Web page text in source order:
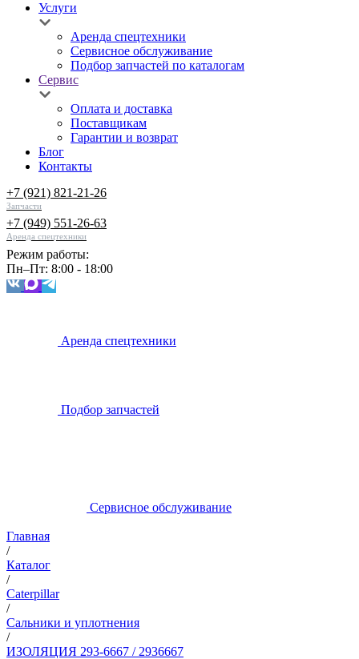
Услуги
Аренда спецтехники
Сервисное обслуживание
Подбор запчастей по каталогам
Сервис
Оплата и доставка
Поставщикам
Гарантии и возврат
Блог
Контакты
+7 (921) 821-21-26
Запчасти
+7 (949) 551-26-63
Аренда спецтехники
Режим работы:
Пн–Пт: 8:00 - 18:00
Аренда спецтехники
Подбор запчастей
Сервисное обслуживание
Главная
/
Каталог
/
Caterpillar
/
Сальники и уплотнения
/
ИЗОЛЯЦИЯ 293-6667 / 2936667